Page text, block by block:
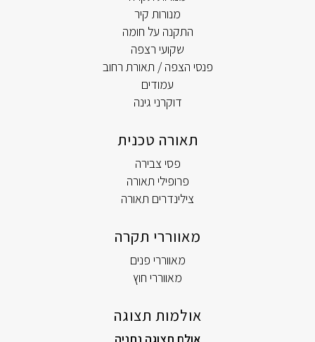
מנורות קיר
התקנה על חומה
שקועי רצפה
פנסי הצפה / תאורת רחוב
עמודים
דוקרני גינה
תאורה טכנית
פסי צבירה
פרופילי תאורה
צילינדרים תאורה
מאווררי תקרה
מאווררי פנים
מאווררי חוץ
אולמות תצוגה